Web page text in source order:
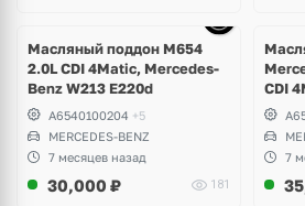
Масляный поддон M654
2.0L CDI 4Matic, Mercedes-
Benz W213 E220d
A6540100204 +5
MERCEDES-BENZ
7 месяцев назад
30,000 ₽ 181
CDI
7